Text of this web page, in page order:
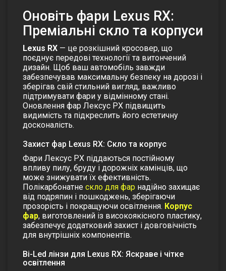
Оновіть фари Lexus RX:
Преміальні скло та корпуси
Lexus RX — це розкішний кросовер, що
поєднує передові технології та витончений
дизайн. Щоб ваш автомобіль завжди
забезпечував максимальну безпеку на дорозі і
зберігав свій стильний вигляд, важливо
підтримувати фари у відмінному стані.
Оновлення фар Лексус РХ підвищить
видимість та підкреслить його естетичну
досконалість.
Захист фар Lexus RX: Скло та корпус
Фари Лексус РХ піддаються постійному
впливу пилу, бруду і дорожніх камінців, що
може знижувати їх ефективність.
Полікарбонатне скло для фар надійно захищає
від подряпин і пошкоджень, зберігаючи
прозорість і покращуючи освітлення. Корпус
фар, виготовлений із високоякісного пластику,
забезпечує додатковий захист і довговічність
для внутрішніх компонентів.
Bi-Led лінзи для Lexus RX: Яскраве і чітке
освітлення